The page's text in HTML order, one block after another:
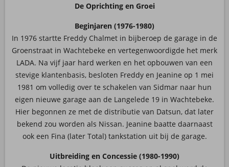
De Oprichting en Groei
Beginjaren (1976-1980)
In 1976 startte Freddy Chalmet in bijberoep de garage in de
Groenstraat in Wachtebeke en vertegenwoordigde het merk
LADA. Na vijf jaar hard werken en het opbouwen van een
stevige klantenbasis, besloten Freddy en Jeanine op 1 mei
1981 om volledig over te schakelen van Sidmar naar hun
eigen nieuwe garage aan de Langelede 19 in Wachtebeke.
Hier begonnen ze met de distributie van Datsun, dat later
bekend zou worden als Nissan. Jeanine baatte daarnaast
ook een Fina (later Total) tankstation uit bij de garage.
Uitbreiding en Concessie (1980-1990)